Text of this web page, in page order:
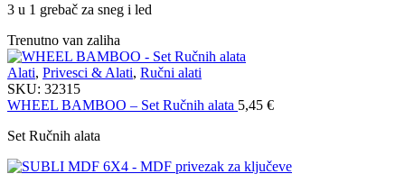
3 u 1 grebač za sneg i led
Trenutno van zaliha
Alati, Privesci & Alati, Ručni alati
SKU: 32315
WHEEL BAMBOO – Set Ručnih alata 5,45 €
Set Ručnih alata